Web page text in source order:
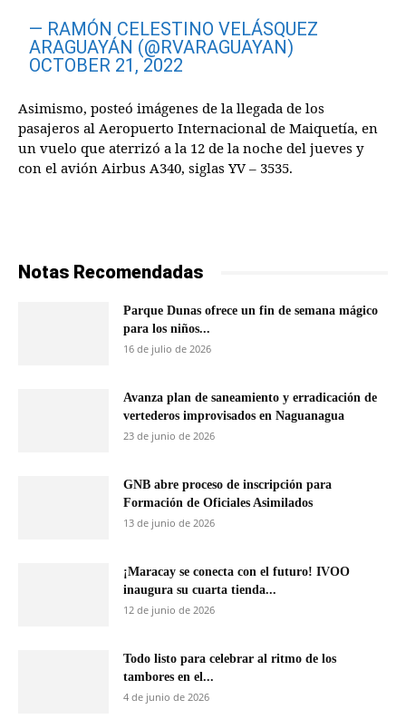
— RAMÓN CELESTINO VELÁSQUEZ
ARAGUAYÁN (@RVARAGUAYAN)
OCTOBER 21, 2022
Asimismo, posteó imágenes de la llegada de los
pasajeros al Aeropuerto Internacional de Maiquetía, en
un vuelo que aterrizó a la 12 de la noche del jueves y
con el avión Airbus A340, siglas YV – 3535.
Notas Recomendadas
Parque Dunas ofrece un fin de semana mágico
para los niños...
16 de julio de 2026
Avanza plan de saneamiento y erradicación de
vertederos improvisados en Naguanagua
23 de junio de 2026
GNB abre proceso de inscripción para
Formación de Oficiales Asimilados
13 de junio de 2026
¡Maracay se conecta con el futuro! IVOO
inaugura su cuarta tienda...
12 de junio de 2026
Todo listo para celebrar al ritmo de los
tambores en el...
4 de junio de 2026